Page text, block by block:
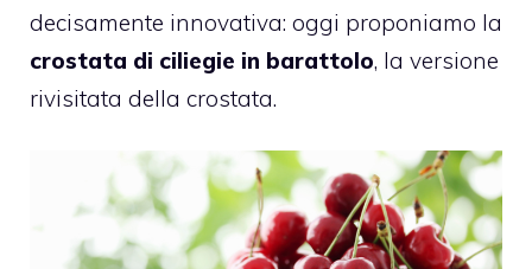
decisamente innovativa: oggi proponiamo la
crostata di ciliegie in barattolo, la versione
rivisitata della crostata.